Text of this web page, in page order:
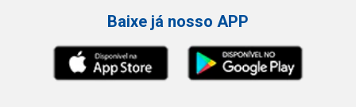
Baixe já nosso APP